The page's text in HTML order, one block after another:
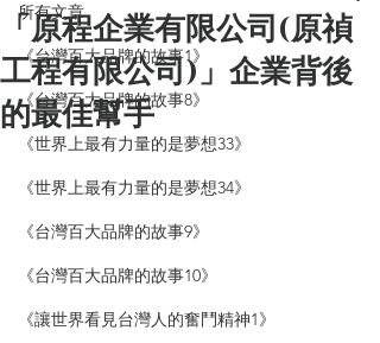
所有文章
《台灣百大品牌的故事1》
《台灣百大品牌的故事8》
《世界上最有力量的是夢想33》
《世界上最有力量的是夢想34》
《台灣百大品牌的故事9》
《台灣百大品牌的故事10》
《讓世界看見台灣人的奮鬥精神1》
「原程企業有限公司(原禎
工程有限公司)」企業背後
的最佳幫手